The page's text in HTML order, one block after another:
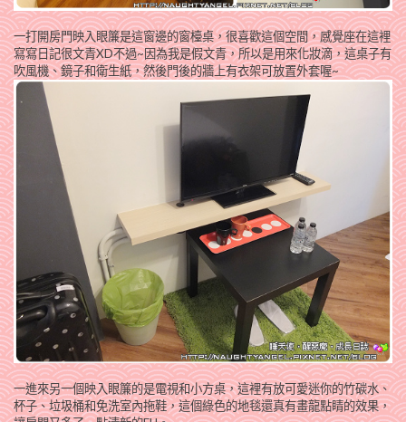
一打開房門映入眼簾是這窗邊的窗檯桌，很喜歡這個空間，感覺座在這裡
寫寫日記很文青XD不過~因為我是假文青，所以是用來化妝滴，這桌子有
吹風機、鏡子和衛生紙，然後門後的牆上有衣架可放置外套喔~
一進來另一個映入眼簾的是電視和小方桌，這裡有放可愛迷你的竹碳水、
杯子、垃圾桶和免洗室內拖鞋，這個綠色的地毯還真有畫龍點睛的效果，